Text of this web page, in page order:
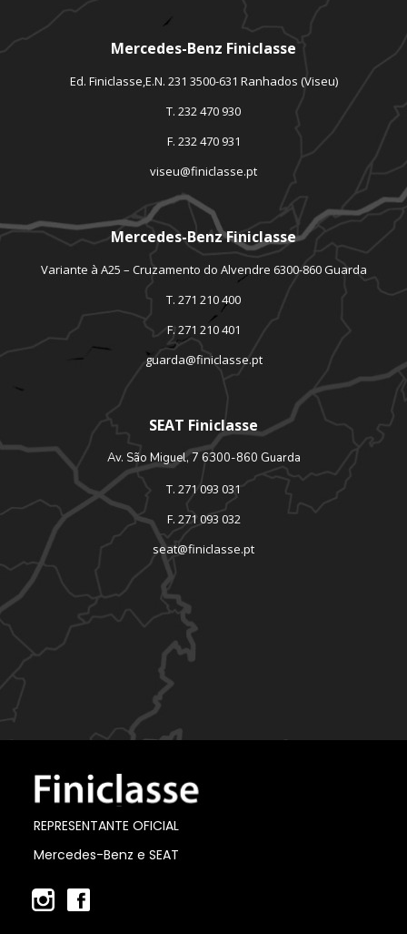
Mercedes-Benz Finiclasse
Ed. Finiclasse,E.N. 231 3500-631 Ranhados (Viseu)
T. 232 470 930
F. 232 470 931
viseu@finiclasse.pt
Mercedes-Benz Finiclasse
Variante à A25 – Cruzamento do Alvendre 6300-860 Guarda
T. 271 210 400
F. 271 210 401
guarda@finiclasse.pt
SEAT Finiclasse
Av. São Miguel, 7 6300-860 Guarda
T. 271 093 031
F. 271 093 032
seat@finiclasse.pt
REPRESENTANTE OFICIAL
Mercedes-Benz e SEAT